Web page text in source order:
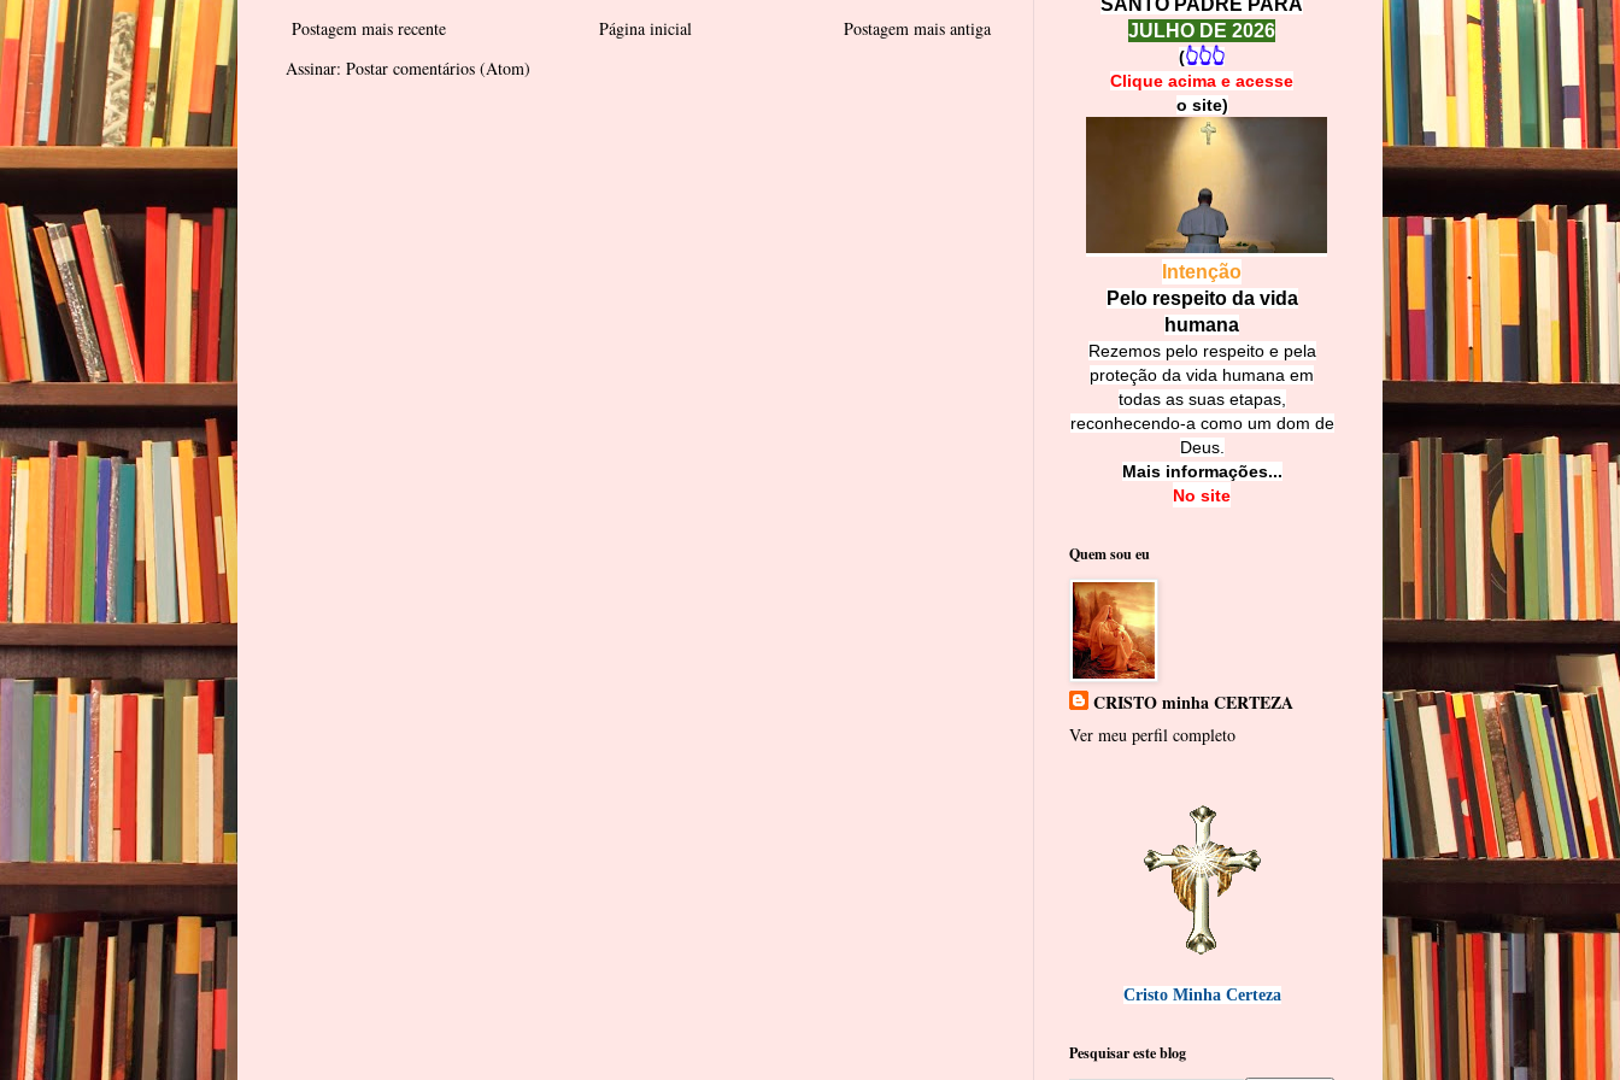
Postagem mais recente Postagem mais antiga
Página inicial
Assinar: Postar comentários (Atom)
SANTO PADRE PARA
JULHO DE 2026
(👆👆👆
Clique acima e acesse
o site)
Intenção
Pelo respeito da vida
humana
Rezemos pelo respeito e pela
proteção da vida humana em
todas as suas etapas,
reconhecendo-a como um dom de
Deus.
Mais informações...
No site
Quem sou eu
CRISTO minha CERTEZA
Ver meu perfil completo
Cristo Minha Certeza
Pesquisar este blog